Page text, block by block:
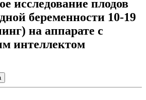
исследование плодов
беременности 10-19
на аппарате с
интеллектом